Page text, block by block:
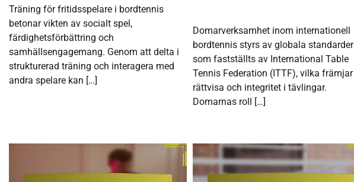
Träning för fritidsspelare i bordtennis
betonar vikten av socialt spel,
färdighetsförbättring och
samhällsengagemang. Genom att delta i
strukturerad träning och interagera med
andra spelare kan […]
Domarverksamhet inom internationell
bordtennis styrs av globala standarder
som fastställts av International Table
Tennis Federation (ITTF), vilka främjar
rättvisa och integritet i tävlingar.
Domarnas roll […]